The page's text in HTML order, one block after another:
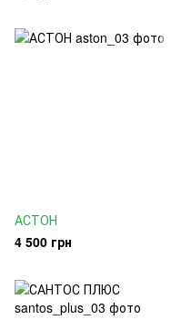
АСТОН
4 500 грн